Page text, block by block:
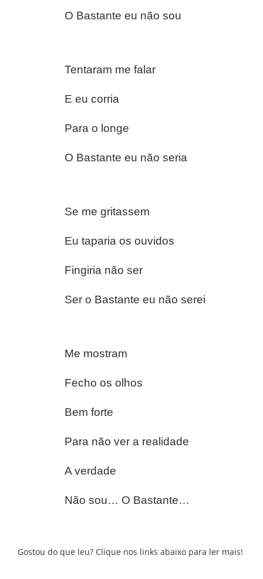
O Bastante eu não sou
Tentaram me falar
E eu corria
Para o longe
O Bastante eu não seria
Se me gritassem
Eu taparia os ouvidos
Fingiria não ser
Ser o Bastante eu não serei
Me mostram
Fecho os olhos
Bem forte
Para não ver a realidade
A verdade
Não sou… O Bastante…
Gostou do que leu? Clique nos links abaixo para ler mais!